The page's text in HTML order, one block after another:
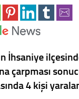
İhsaniye
çarpması
4 kişi